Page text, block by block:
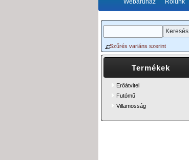
Webáruház Rólunk
Szűrés variáns szerint
Termékek
Erőátvitel
Futómű
Villamosság